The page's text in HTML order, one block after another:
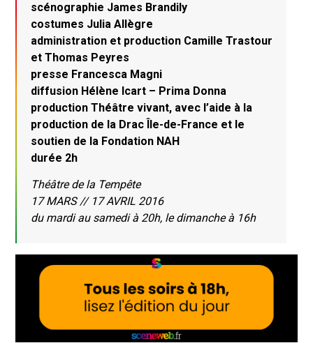
scénographie James Brandily
costumes Julia Allègre
administration et production Camille Trastour
et Thomas Peyres
presse Francesca Magni
diffusion Hélène Icart – Prima Donna
production Théâtre vivant, avec l’aide à la
production de la Drac Île-de-France et le
soutien de la Fondation NAH
durée 2h
Théâtre de la Tempête
17 MARS // 17 AVRIL 2016
du mardi au samedi à 20h, le dimanche à 16h